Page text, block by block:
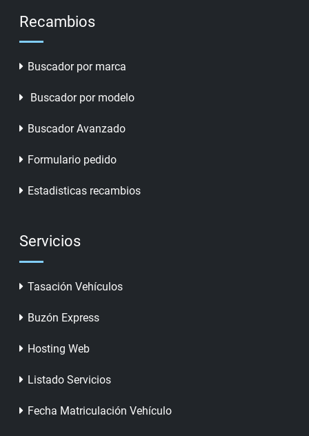
Recambios
Buscador por marca
Buscador por modelo
Buscador Avanzado
Formulario pedido
Estadisticas recambios
Servicios
Tasación Vehículos
Buzón Express
Hosting Web
Listado Servicios
Fecha Matriculación Vehículo